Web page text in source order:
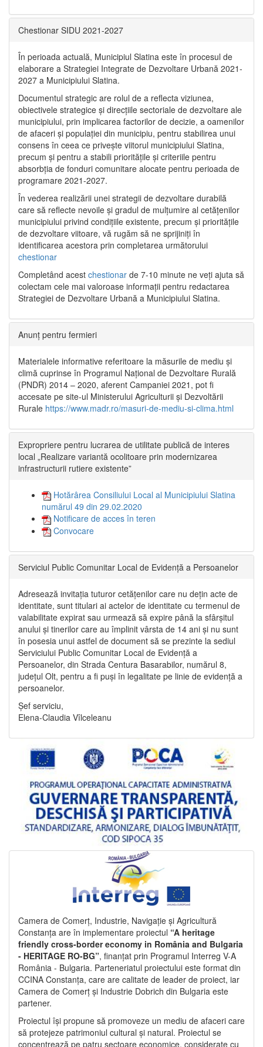
Chestionar SIDU 2021-2027
În perioada actuală, Municipiul Slatina este în procesul de
elaborare a Strategiei Integrate de Dezvoltare Urbană 2021‐
2027 a Municipiului Slatina.
Documentul strategic are rolul de a reflecta viziunea,
obiectivele strategice și direcțiile sectoriale de dezvoltare ale
municipiului, prin implicarea factorilor de decizie, a oamenilor
de afaceri și populației din municipiu, pentru stabilirea unui
consens în ceea ce privește viitorul municipiului Slatina,
precum și pentru a stabili prioritățile și criteriile pentru
absorbția de fonduri comunitare alocate pentru perioada de
programare 2021-2027.
În vederea realizării unei strategii de dezvoltare durabilă
care să reflecte nevoile și gradul de mulțumire al cetățenilor
municipiului privind condițiile existente, precum și prioritățile
de dezvoltare viitoare, vă rugăm să ne sprijiniți în
identificarea acestora prin completarea următorului
chestionar
Completând acest chestionar de 7-10 minute ne veți ajuta să
colectam cele mai valoroase informații pentru redactarea
Strategiei de Dezvoltare Urbană a Municipiului Slatina.
Anunț pentru fermieri
Materialele informative referitoare la măsurile de mediu și
climă cuprinse în Programul Național de Dezvoltare Rurală
(PNDR) 2014 – 2020, aferent Campaniei 2021, pot fi
accesate pe site-ul Ministerului Agriculturii și Dezvoltării
Rurale https://www.madr.ro/masuri-de-mediu-si-clima.html
Expropriere pentru lucrarea de utilitate publică de interes
local „Realizare variantă ocolitoare prin modernizarea
infrastructurii rutiere existente”
Hotărârea Consiliului Local al Municipiului Slatina
numărul 49 din 29.02.2020
Notificare de acces în teren
Convocare
Serviciul Public Comunitar Local de Evidență a Persoanelor
Adresează invitația tuturor cetățenilor care nu dețin acte de
identitate, sunt titulari ai actelor de identitate cu termenul de
valabilitate expirat sau urmează să expire până la sfârșitul
anului și tinerilor care au împlinit vârsta de 14 ani și nu sunt
în posesia unui astfel de document să se prezinte la sediul
Serviciului Public Comunitar Local de Evidență a
Persoanelor, din Strada Centura Basarabilor, numărul 8,
județul Olt, pentru a fi puși în legalitate pe linie de evidență a
persoanelor.
Șef serviciu,
Elena-Claudia Vîlceleanu
Camera de Comerț, Industrie, Navigație și Agricultură
Constanța are în implementare proiectul “A heritage
friendly cross-border economy in România and Bulgaria
- HERITAGE RO-BG”, finanțat prin Programul Interreg V-A
România - Bulgaria. Parteneriatul proiectului este format din
CCINA Constanța, care are calitate de leader de proiect, iar
Camera de Comerț și Industrie Dobrich din Bulgaria este
partener.
Proiectul își propune să promoveze un mediu de afaceri care
să protejeze patrimoniul cultural și natural. Proiectul se
concentrează pe patru sectoare economice, considerate cu